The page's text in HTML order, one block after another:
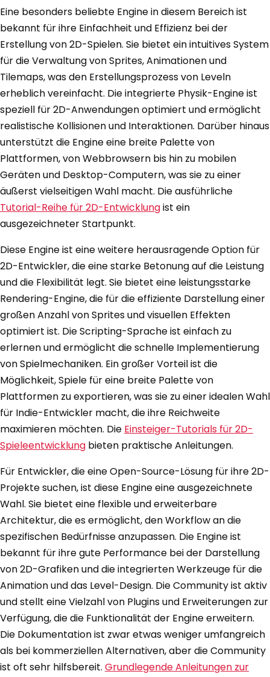
Eine besonders beliebte Engine in diesem Bereich ist
bekannt für ihre Einfachheit und Effizienz bei der
Erstellung von 2D-Spielen. Sie bietet ein intuitives System
für die Verwaltung von Sprites, Animationen und
Tilemaps, was den Erstellungsprozess von Leveln
erheblich vereinfacht. Die integrierte Physik-Engine ist
speziell für 2D-Anwendungen optimiert und ermöglicht
realistische Kollisionen und Interaktionen. Darüber hinaus
unterstützt die Engine eine breite Palette von
Plattformen, von Webbrowsern bis hin zu mobilen
Geräten und Desktop-Computern, was sie zu einer
äußerst vielseitigen Wahl macht. Die ausführliche
Tutorial-Reihe für 2D-Entwicklungist ein
ausgezeichneter Startpunkt.
Diese Engine ist eine weitere herausragende Option für
2D-Entwickler, die eine starke Betonung auf die Leistung
und die Flexibilität legt. Sie bietet eine leistungsstarke
Rendering-Engine, die für die effiziente Darstellung einer
großen Anzahl von Sprites und visuellen Effekten
optimiert ist. Die Scripting-Sprache ist einfach zu
erlernen und ermöglicht die schnelle Implementierung
von Spielmechaniken. Ein großer Vorteil ist die
Möglichkeit, Spiele für eine breite Palette von
Plattformen zu exportieren, was sie zu einer idealen Wahl
für Indie-Entwickler macht, die ihre Reichweite
maximieren möchten. Die Einsteiger-Tutorials für 2D-
Spieleentwicklung bieten praktische Anleitungen.
Für Entwickler, die eine Open-Source-Lösung für ihre 2D-
Projekte suchen, ist diese Engine eine ausgezeichnete
Wahl. Sie bietet eine flexible und erweiterbare
Architektur, die es ermöglicht, den Workflow an die
spezifischen Bedürfnisse anzupassen. Die Engine ist
bekannt für ihre gute Performance bei der Darstellung
von 2D-Grafiken und die integrierten Werkzeuge für die
Animation und das Level-Design. Die Community ist aktiv
und stellt eine Vielzahl von Plugins und Erweiterungen zur
Verfügung, die die Funktionalität der Engine erweitern.
Die Dokumentation ist zwar etwas weniger umfangreich
als bei kommerziellen Alternativen, aber die Community
ist oft sehr hilfsbereit. Grundlegende Anleitungen zur